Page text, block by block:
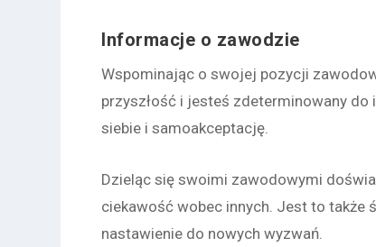
Informacje o zawodzie
Wspominając o swojej pozycji
przyszłość i jesteś zdeterminowany do
siebie i samoakceptację.
Dzieląc się swoimi zawodowymi
ciekawość wobec innych. Jest to także
nastawienie do nowych wyzwań.